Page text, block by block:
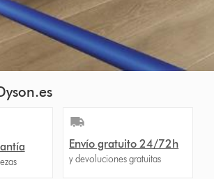
Envío gratuito 24/72h
y devoluciones gratuitas